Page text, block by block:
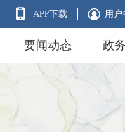
APP下载 用
要闻动态 政